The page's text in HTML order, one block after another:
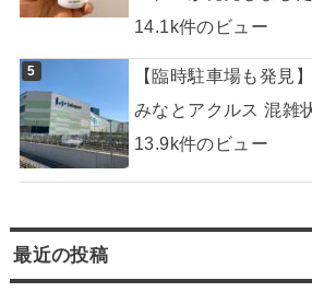
14.1k件のビュー
【臨時駐車場も発見
みなとアクルス 混雑
13.9k件のビュー
最近の投稿